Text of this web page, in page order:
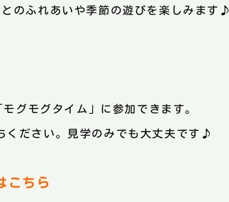
のふれあいや季節の遊びを楽しみます♪
グモグタイム」に参加できます。
ださい。 見学のみでも大丈夫です♪
こちら